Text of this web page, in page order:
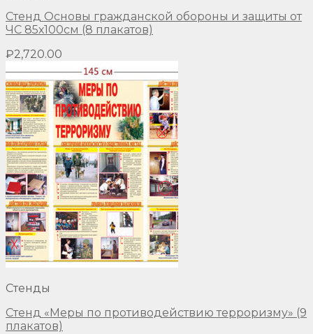
Стенд Основы гражданской обороны и защиты от
ЧС 85х100см (8 плакатов)
₽2,720.00
Стенды
Стенд «Меры по противодействию терроризму» (9
плакатов)